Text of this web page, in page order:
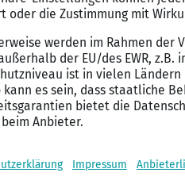
Schließlich gilt es, die
erregen und Follower zu
Blogs kommentieren
so der Berater.
hängt oft vom Content ab»,
an die jeweilige Plattform